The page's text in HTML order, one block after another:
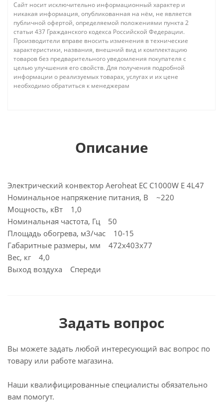
Сайт носит исключительно информационный характер и
никакая информация, опубликованная на нём, не является
публичной офертой, определяемой положениями пункта 2
статьи 437 Гражданского кодекса Российской Федерации.
Производители вправе вносить изменения в технические
характеристики, названия, внешний вид и комплектацию
товаров без предварительного уведомления покупателя с
целью улучшения его свойств. Для получения подробной
информации о реализуемых товарах, услугах и их цене
необходимо обратиться к менеджерам
Описание
Электрический конвектор Aeroheat EC C1000W E 4L47
Номинальное напряжение питания, В ~220
Мощность, кВт 1,0
Номинальная частота, Гц 50
Площадь обогрева, м3/час 10-15
Габаритные размеры, мм 472х403х77
Вес, кг 4,0
Выход воздуха Спереди
Задать вопрос
Вы можете задать любой интересующий вас вопрос по
товару или работе магазина.
Наши квалифицированные специалисты обязательно
вам помогут.